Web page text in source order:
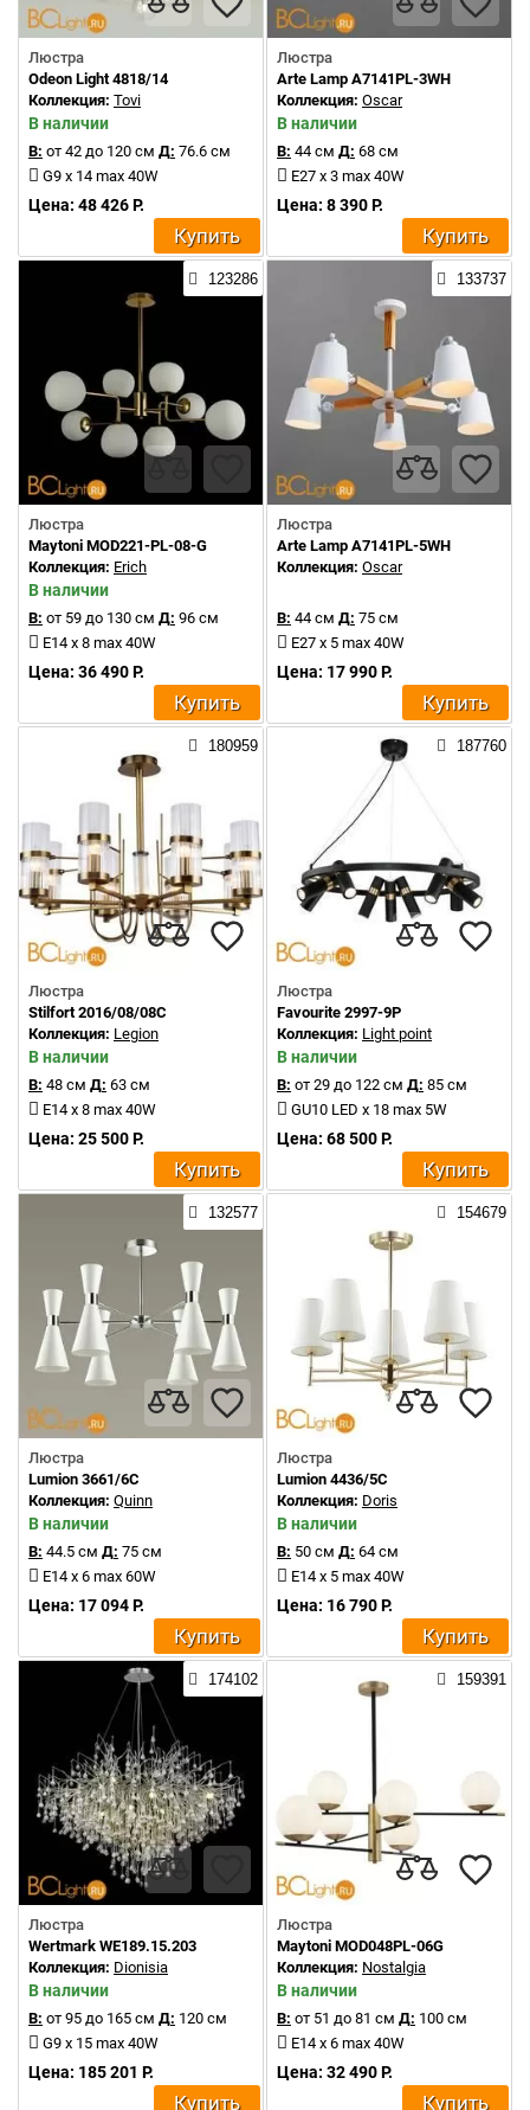
Люстра
Odeon Light 4818/14
Коллекция: Tovi
В наличии
В: от 42 до 120 см Д: 76.6 см
G9 x 14 max 40W
Цена: 48 426 Р.
Купить
Люстра
Arte Lamp A7141PL-3WH
Коллекция: Oscar
В наличии
В: 44 см Д: 68 см
E27 x 3 max 40W
Цена: 8 390 Р.
Купить
123286
Люстра
Maytoni MOD221-PL-08-G
Коллекция: Erich
В наличии
В: от 59 до 130 см Д: 96 см
E14 x 8 max 40W
Цена: 36 490 Р.
Купить
133737
Люстра
Arte Lamp A7141PL-5WH
Коллекция: Oscar
В: 44 см Д: 75 см
E27 x 5 max 40W
Цена: 17 990 Р.
Купить
180959
Люстра
Stilfort 2016/08/08C
Коллекция: Legion
В наличии
В: 48 см Д: 63 см
E14 x 8 max 40W
Цена: 25 500 Р.
Купить
187760
Люстра
Favourite 2997-9P
Коллекция: Light point
В наличии
В: от 29 до 122 см Д: 85 см
GU10 LED x 18 max 5W
Цена: 68 500 Р.
Купить
132577
Люстра
Lumion 3661/6C
Коллекция: Quinn
В наличии
В: 44.5 см Д: 75 см
E14 x 6 max 60W
Цена: 17 094 Р.
Купить
154679
Люстра
Lumion 4436/5C
Коллекция: Doris
В наличии
В: 50 см Д: 64 см
E14 x 5 max 40W
Цена: 16 790 Р.
Купить
174102
Люстра
Wertmark WE189.15.203
Коллекция: Dionisia
В наличии
В: от 95 до 165 см Д: 120 см
G9 x 15 max 40W
Цена: 185 201 Р.
Купить
159391
Люстра
Maytoni MOD048PL-06G
Коллекция: Nostalgia
В наличии
В: от 51 до 81 см Д: 100 см
E14 x 6 max 40W
Цена: 32 490 Р.
Купить